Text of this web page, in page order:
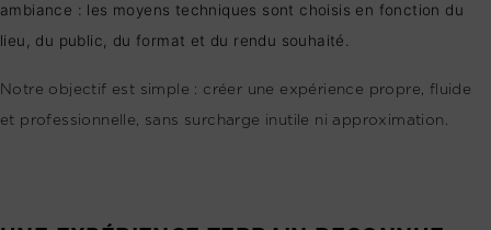
ambiance : les moyens techniques sont choisis en fonction du
lieu, du public, du format et du rendu souhaité.
Notre objectif est simple : créer une expérience propre, fluide
et professionnelle, sans surcharge inutile ni approximation.